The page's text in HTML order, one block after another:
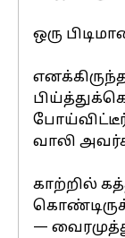
ஒரு
வாலி
காற்றில்
—